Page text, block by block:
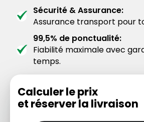
Sécurité & Assurance:
Assurance transport pour
99,5% de ponctualité:
Fiabilité maximale avec
temps.
Calculer le prix
et réserver la livraison